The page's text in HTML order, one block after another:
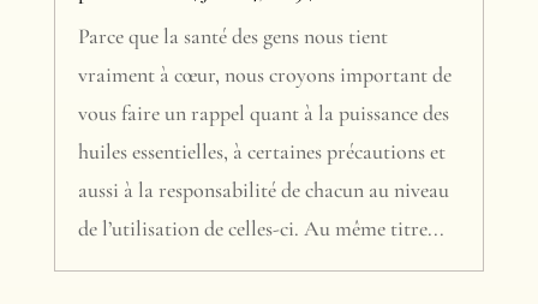
Parce que la santé des gens nous tient
vraiment à cœur, nous croyons important de
vous faire un rappel quant à la puissance des
huiles essentielles, à certaines précautions et
aussi à la responsabilité de chacun au niveau
de l’utilisation de celles-ci. Au même titre...